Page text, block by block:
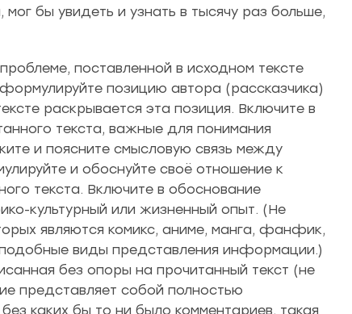
бы увидеть и узнать в тысячу раз больше,
поставленной в исходном тексте
позицию автора (рассказчика)
раскрывается эта позиция. Включите в
текста, важные для понимания
и поясните смысловую связь между
и обоснуйте своё отношение к
текста. Включите в обоснование
культурный или жизненный опыт. (Не
являются комикс, аниме, манга, фанфик,
виды представления информации.)
без опоры на прочитанный текст (не
представляет собой полностью
каких бы то ни было комментариев, такая